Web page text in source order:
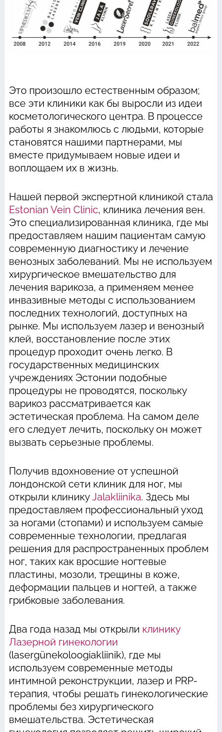
Это произошло естественным образом;
все эти клиники как бы выросли из идеи
косметологического центра. В процессе
работы я знакомлюсь с людьми, которые
становятся нашими партнерами, мы
вместе придумываем новые идеи и
воплощаем их в жизнь.
Нашей первой экспертной клиникой стала
Estonian Vein Clinic, клиника лечения вен.
Это специализированная клиника, где мы
предоставляем нашим пациентам самую
современную диагностику и лечение
венозных заболеваний. Мы не используем
хирургическое вмешательство для
лечения варикоза, а применяем менее
инвазивные методы с использованием
последних технологий, доступных на
рынке. Мы используем лазер и венозный
клей, восстановление после этих
процедур проходит очень легко. В
государственных медицинских
учреждениях Эстонии подобные
процедуры не проводятся, поскольку
варикоз рассматривается как
эстетическая проблема. На самом деле
его следует лечить, поскольку он может
вызвать серьезные проблемы.
Получив вдохновение от успешной
лондонской сети клиник для ног, мы
открыли клиникуJalakliinika. Здесь мы
предоставляем профессиональный уход
за ногами (стопами) и используем самые
современные технологии, предлагая
решения для распространенных проблем
ног, таких как вросшие ногтевые
пластины, мозоли, трещины в коже,
деформации пальцев и ногтей, а также
грибковые заболевания.
Два года назад мы открыли клинику
Лазерной гинекологии
(lasergünekoloogiakliinik), где мы
используем современные методы
интимной реконструкции, лазер и PRP-
терапия, чтобы решать гинекологические
проблемы без хирургического
вмешательства. Эстетическая